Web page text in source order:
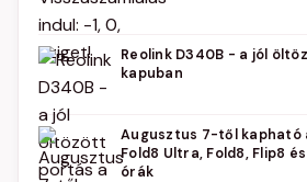
Reolink D340B - a jól
kapuban
Augusztus 7-től kapható
Fold8 Ultra, Fold8, Flip8
órák